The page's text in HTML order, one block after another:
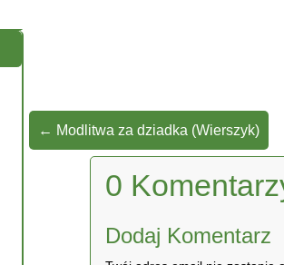
← Modlitwa za dziadka (Wierszyk)
0
Dodaj Komentarz